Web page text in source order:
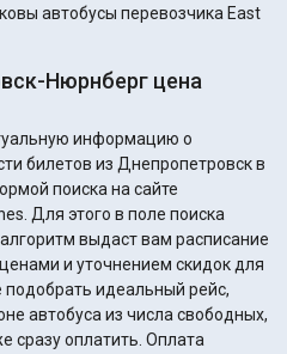
автобусы перевозчика East
Нюрнберг цена
информацию о
билетов из Днепропетровск в
поиска на сайте
Для этого в поле поиска
выдаст вам расписание
и уточнением скидок для
автобуса из числа свободных,
сразу оплатить. Оплата